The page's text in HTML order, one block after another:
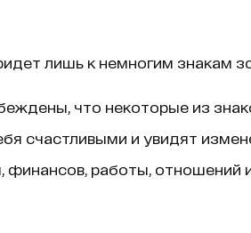
лишь к немногим знакам
что некоторые из
счастливыми и увидят
финансов, работы, отношений